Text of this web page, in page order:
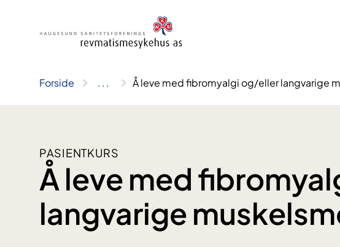
Forside .. . Å leve med fibromyalgi og/eller langvarige
PASIENTKURS
Å leve med
langvarige